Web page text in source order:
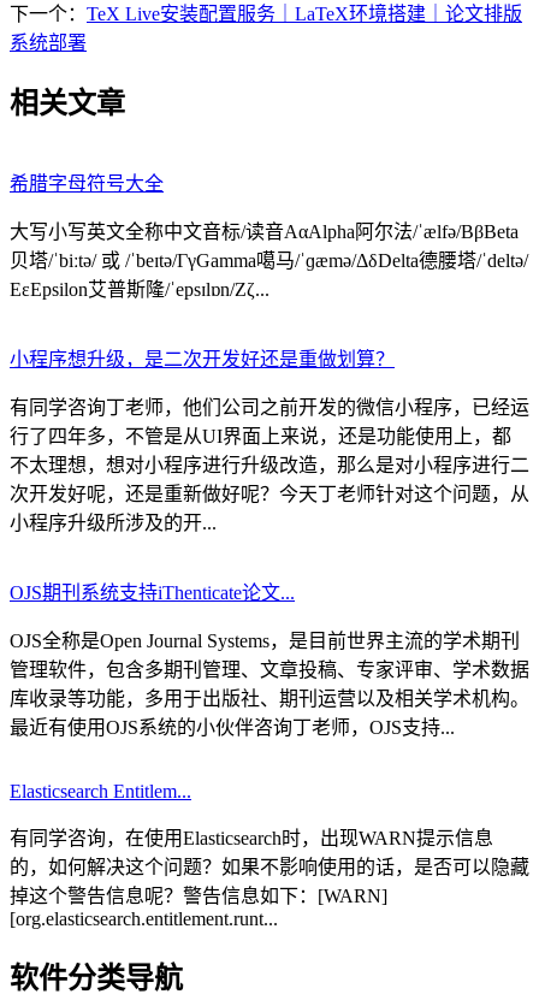
下一个： TeX Live安装配置服务｜LaTeX环境搭建｜论文排版
系统部署
相关文章
希腊字母符号大全
大写小写英文全称中文音标/读音ΑαAlpha阿尔法/ˈælfə/ΒβBeta
贝塔/ˈbiːtə/ 或 /ˈbeɪtə/ΓγGamma噶马/ˈɡæmə/ΔδDelta德腰塔/ˈdeltə/
ΕεEpsilon艾普斯隆/ˈepsɪlɒn/Ζζ...
小程序想升级，是二次开发好还是重做划算？
有同学咨询丁老师，他们公司之前开发的微信小程序，已经运
行了四年多，不管是从UI界面上来说，还是功能使用上，都
不太理想，想对小程序进行升级改造，那么是对小程序进行二
次开发好呢，还是重新做好呢？今天丁老师针对这个问题，从
小程序升级所涉及的开...
OJS期刊系统支持iThenticate论文...
OJS全称是Open Journal Systems，是目前世界主流的学术期刊
管理软件，包含多期刊管理、文章投稿、专家评审、学术数据
库收录等功能，多用于出版社、期刊运营以及相关学术机构。
最近有使用OJS系统的小伙伴咨询丁老师，OJS支持...
Elasticsearch Entitlem...
有同学咨询，在使用Elasticsearch时，出现WARN提示信息
的，如何解决这个问题？如果不影响使用的话，是否可以隐藏
掉这个警告信息呢？警告信息如下：[WARN]
[org.elasticsearch.entitlement.runt...
软件分类导航